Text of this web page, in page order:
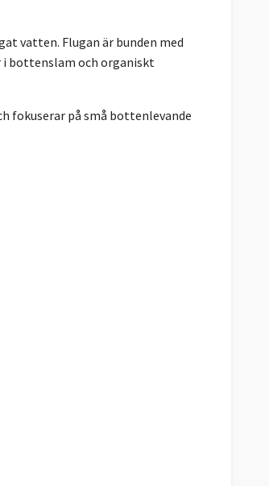
vatten. Flugan är bunden med
i bottenslam och organiskt
fokuserar på små bottenlevande